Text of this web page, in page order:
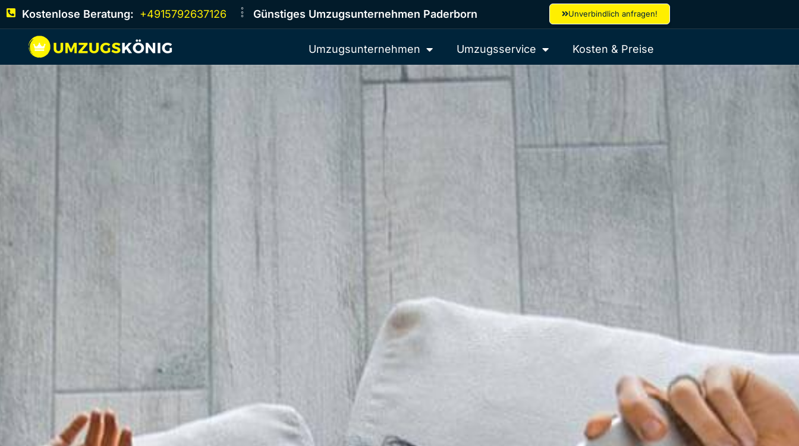
Kostenlose Beratung: +4915792637126 Günstiges Umzugsunternehmen Paderborn Unverbindlich anfragen!
Umzugsunternehmen Umzugsservice Kosten & Preise